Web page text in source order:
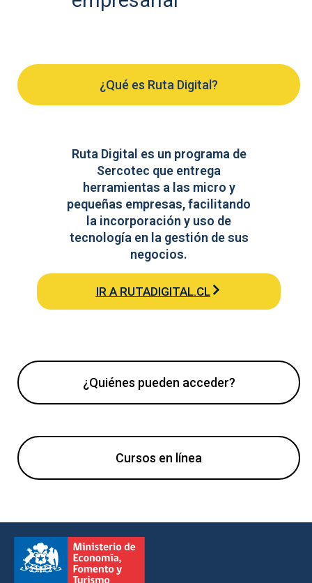
¿Qué es Ruta Digital?
¿Quiénes pueden acceder?
Cursos en línea
Ruta Digital es un programa de
Sercotec que entrega
herramientas a las micro y
pequeñas empresas, facilitando
la incorporación y uso de
tecnología en la gestión de sus
negocios.
IR A RUTADIGITAL.CL